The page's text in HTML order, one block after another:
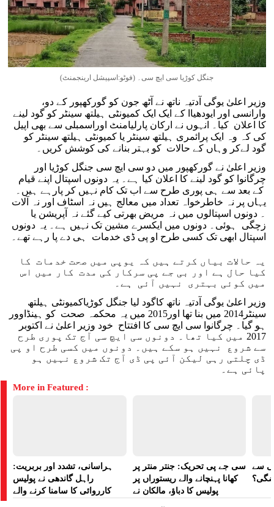
جنگل کوڑیا سی ایچ سی۔ (فوٹو:اسپیشل ارینجمنٹ)
وزیر اعلیٰ یوگی آدتیہ ناتھ نے آٹھ جون کو گورکھپور کے دو،
وارانسی اور ایودھیاا کے ایک ایک کمیونٹی ہیلتھ سینٹر کو گود لینے
کا اعلان کیا۔ انہوں نے ارکان پارلیامنٹ اوراسمبلی سے بھی اپیل
کی کہ وہ ایک پرائمری ہیلتھ سینٹر یا کمیونٹی ہیلتھ سینٹر کو
گود لےکر وہاں کے حالات کو بہتر بنانے کی کوشش کریں۔
وزیر اعلیٰ نے گورکھپور میں دو سی ایچ سی جنگل کوڑیا اور
چرگانوا کو گود لینے کا اعلان کیا ہے۔ یہ دونوں اسپتال اپنے قیام
کے بعد سے ہی پوری طرح سے اب تک کام نہیں کر پارہے ہیں۔
یہاں پر نہ خاطرخواہ تعداد میں معالج ہیں نہ اسٹاف اور نہ آلات
۔ دونوں اسپتالوں میں نہ مریض بھرتی کیے گئے نہ آپریشن یا
زچگی ہوئی۔ دونوں میں ایکسرے مشین تک نہیں ہے۔ یہ دونوں
اسپتال ابھی تک کسی طرح او پی ڈی خدمات ہی دے پا رہے تھے۔
یہ حالات بیاں کرتے ہیں کہ یوپی میں صحت خدمات کا
کیا حال ہے اور بی جے پی سرکار کی مدت کار میں اس
میں کوئی بہتری نہیں آئی ہے۔
وزیر اعلیٰ یوگی آدتیہ ناتھ کاگود لیا جنگل کوڑیاکمیونٹی ہیلتھ
سینٹر2014 میں بنا تھا اور2015 میں یہ محکمہ صحت کو ہینڈاوور
ہو گیا۔ چرگانوا سی ایچ سی کا افتتاح خود وزیر اعلیٰ نے اکتوبر
2017 میں کیا تھا۔ دونوں سی ایچ سی آج تک پوری طرح
سے شروع نہیں ہو سکے ہیں۔ دونوں میں کسی طرح او پی
ڈی چلتی رہی لیکن آئی پی ڈی آج تک شروع نہیں ہو
پائی ہے۔
More in Featured :
ہراسانی، تشدد اور بربریت:
راہل گاندھی نے پولیس
کارروائی کا سامنا کرنے والے
سی جے پی تحریک: جنتر منتر پر
کھانا پہنچانے والے ریستوراں پر
پولیس کا دباؤ، مالکان نے
سے